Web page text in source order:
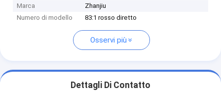
Marca
Zhanjiu
Numero di modello
83:1 rosso diretto
Osservi più
Dettagli Di Contatto